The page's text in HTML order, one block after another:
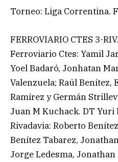
Torneo: Liga Correntina.
FERROVIARIO CTES 3-
Ferroviario Ctes: Yamil
Yoel Badaró, Jonhatan
Valenzuela; Raúl Benítez,
Ramírez y Germán
Juan M Kuchack. DT Yuri
Rivadavia: Roberto
Benítez Tabarez,
Jorge Ledesma,